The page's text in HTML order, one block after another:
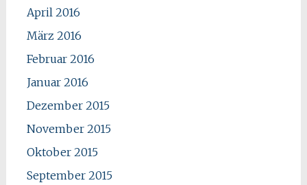
April 2016
März 2016
Februar 2016
Januar 2016
Dezember 2015
November 2015
Oktober 2015
September 2015